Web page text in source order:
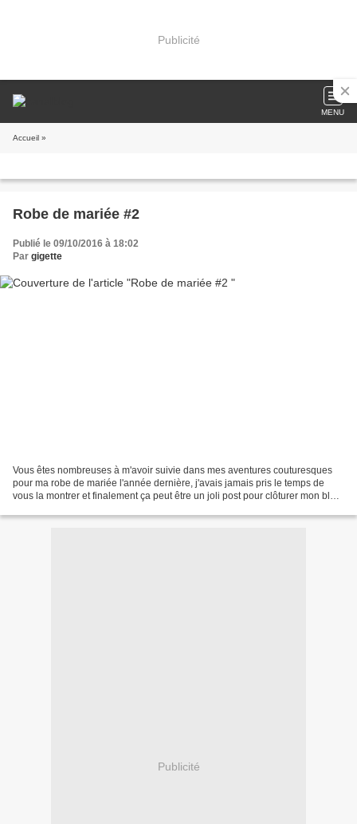
Publicité
MENU
Accueil »
Robe de mariée #2
Publié le 09/10/2016 à 18:02
Par gigette
Vous êtes nombreuses à m'avoir suivie dans mes aventures couturesques
pour ma robe de mariée l'année dernière, j'avais jamais pris le temps de
vous la montrer et finalement ça peut être un joli post pour clôturer mon blog
Publicité